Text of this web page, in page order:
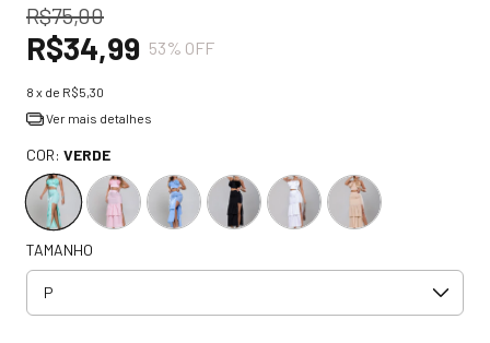
R$75,00
R$34,99 53% OFF
8 x de R$5,30
Ver mais detalhes
COR: VERDE
TAMANHO